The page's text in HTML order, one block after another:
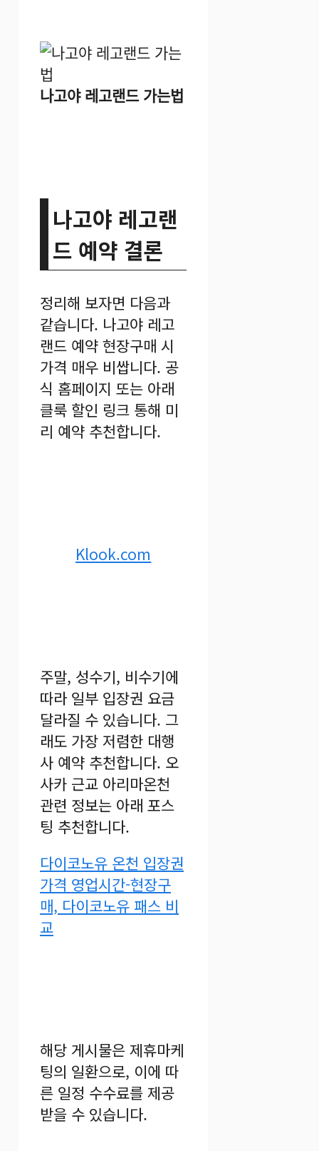
나고야 레고랜드 가는법
나고야 레고랜
드 예약 결론
정리해 보자면 다음과
같습니다. 나고야 레고
랜드 예약 현장구매 시
가격 매우 비쌉니다. 공
식 홈페이지 또는 아래
클룩 할인 링크 통해 미
리 예약 추천합니다.
Klook.com
주말, 성수기, 비수기에
따라 일부 입장권 요금
달라질 수 있습니다. 그
래도 가장 저렴한 대행
사 예약 추천합니다. 오
사카 근교 아리마온천
관련 정보는 아래 포스
팅 추천합니다.
다이코노유 온천 입장권
가격 영업시간-현장구
매, 다이코노유 패스 비
교
해당 게시물은 제휴마케
팅의 일환으로, 이에 따
른 일정 수수료를 제공
받을 수 있습니다.